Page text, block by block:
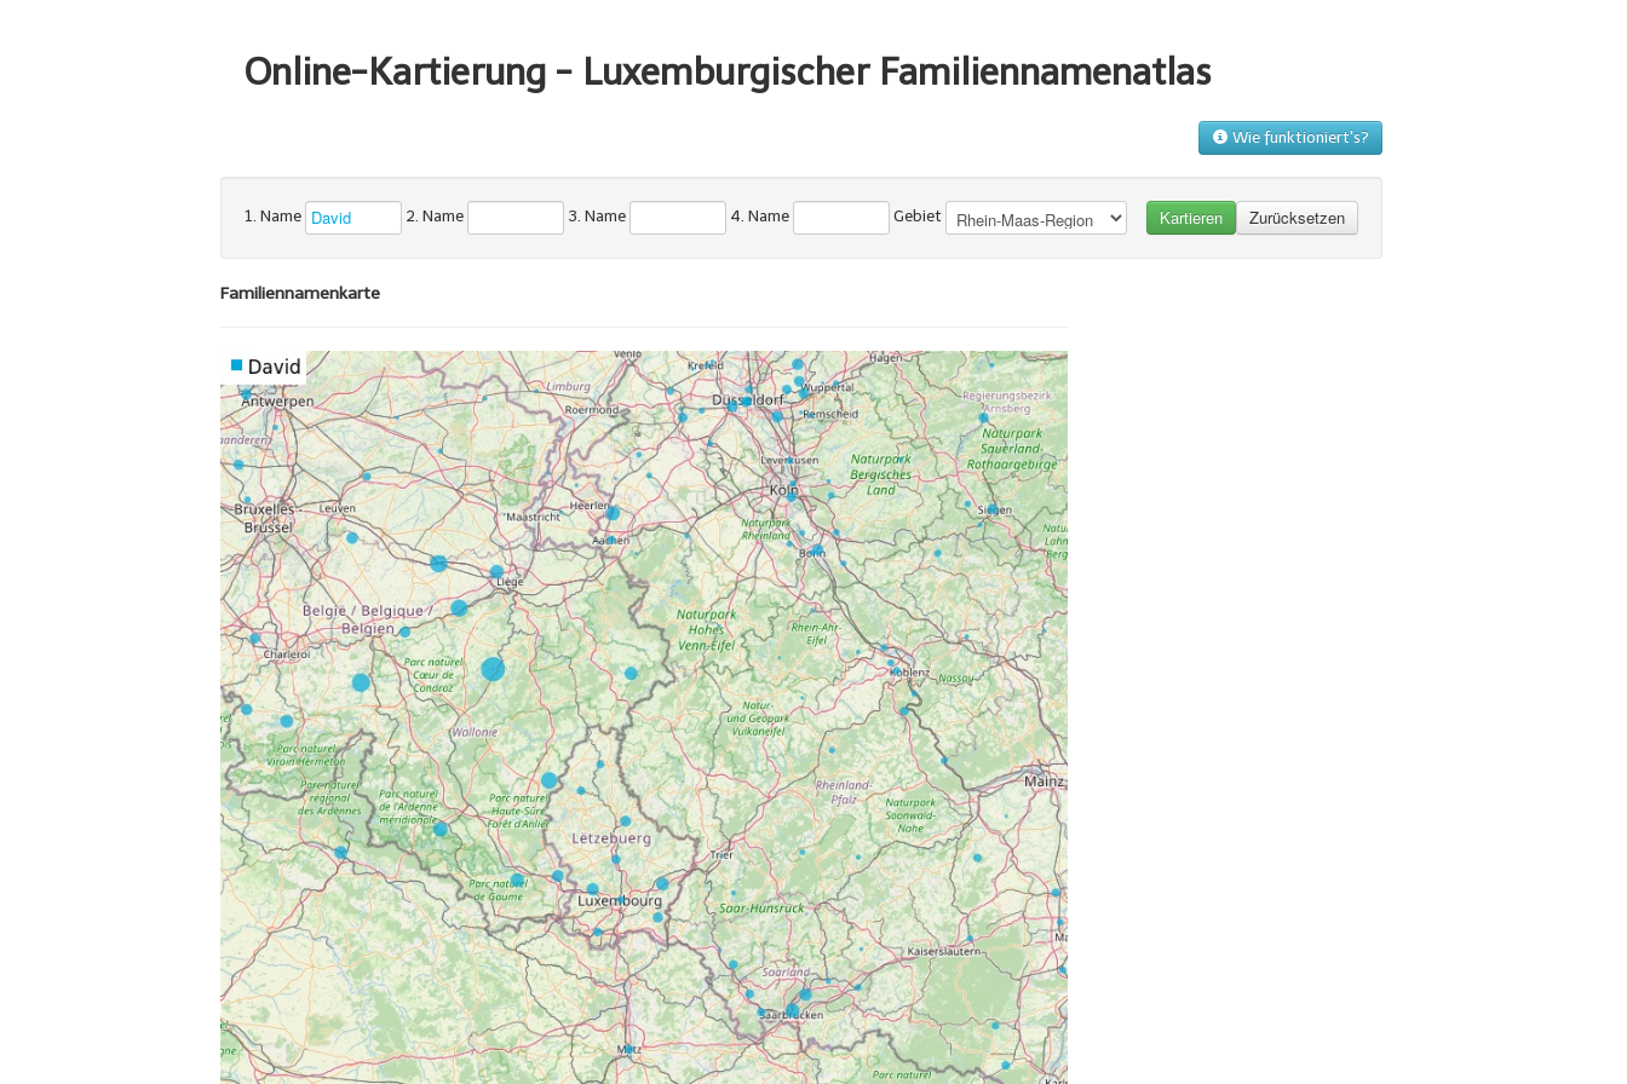
Online-Kartierung - Luxemburgischer Familiennamenatlas
Wie funktioniert's?
1. Name 2. Name 3. Name 4. Name Gebiet
Familiennamenkarte